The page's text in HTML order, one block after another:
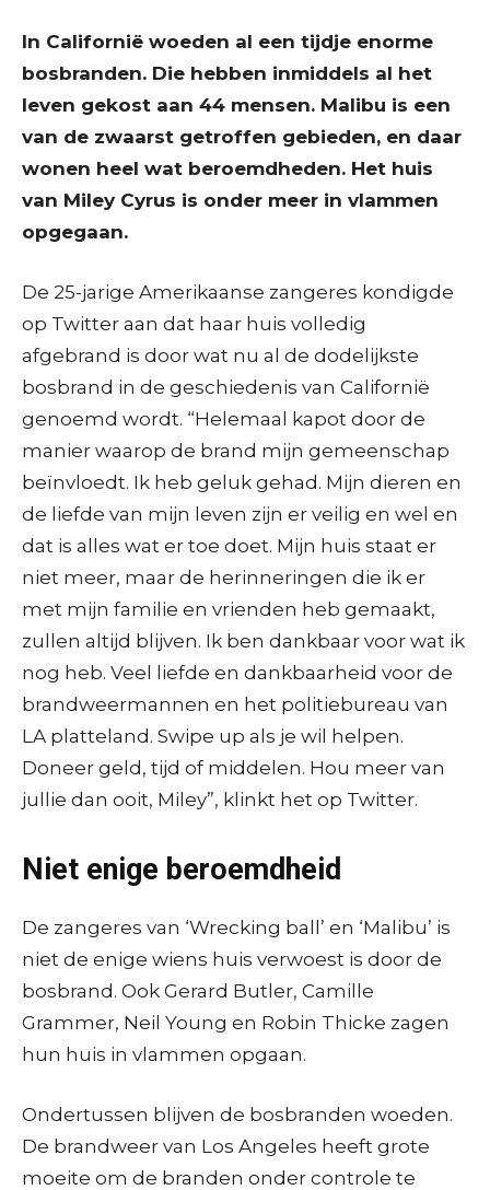
In Californië woeden al een tijdje enorme
bosbranden. Die hebben inmiddels al het
leven gekost aan 44 mensen. Malibu is een
van de zwaarst getroffen gebieden, en daar
wonen heel wat beroemdheden. Het huis
van Miley Cyrus is onder meer in vlammen
opgegaan.
De 25-jarige Amerikaanse zangeres kondigde
op Twitter aan dat haar huis volledig
afgebrand is door wat nu al de dodelijkste
bosbrand in de geschiedenis van Californië
genoemd wordt. “Helemaal kapot door de
manier waarop de brand mijn gemeenschap
beïnvloedt. Ik heb geluk gehad. Mijn dieren en
de liefde van mijn leven zijn er veilig en wel en
dat is alles wat er toe doet. Mijn huis staat er
niet meer, maar de herinneringen die ik er
met mijn familie en vrienden heb gemaakt,
zullen altijd blijven. Ik ben dankbaar voor wat ik
nog heb. Veel liefde en dankbaarheid voor de
brandweermannen en het politiebureau van
LA platteland. Swipe up als je wil helpen.
Doneer geld, tijd of middelen. Hou meer van
jullie dan ooit, Miley”, klinkt het op Twitter.
Niet enige beroemdheid
De zangeres van ‘Wrecking ball’ en ‘Malibu’ is
niet de enige wiens huis verwoest is door de
bosbrand. Ook Gerard Butler, Camille
Grammer, Neil Young en Robin Thicke zagen
hun huis in vlammen opgaan.
Ondertussen blijven de bosbranden woeden.
De brandweer van Los Angeles heeft grote
moeite om de branden onder controle te